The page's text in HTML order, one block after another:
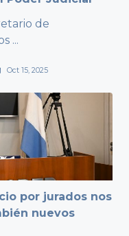
de
...
Oct 15, 2025
por jurados nos
nuevos